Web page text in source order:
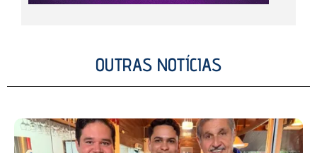
OUTRAS NOTÍCIAS